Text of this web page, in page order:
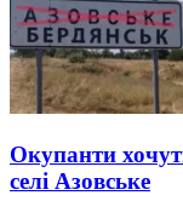
Окупанти
селі Азовське